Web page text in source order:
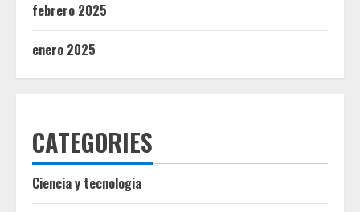
febrero 2025
enero 2025
CATEGORIES
Ciencia y tecnologia